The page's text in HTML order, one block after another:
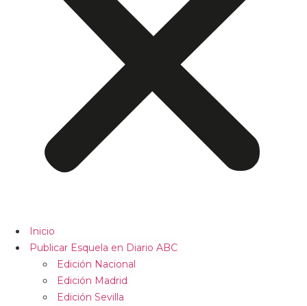
Inicio
Publicar Esquela en Diario ABC
Edición Nacional
Edición Madrid
Edición Sevilla